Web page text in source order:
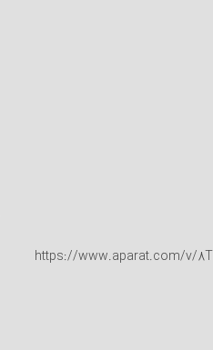
https://www.aparat.com/v/